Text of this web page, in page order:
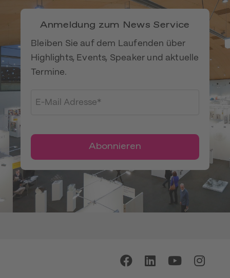
Anmeldung zum News Service
Bleiben Sie auf dem Laufenden über
Highlights, Events, Speaker und aktuelle
Termine.
Abonnieren